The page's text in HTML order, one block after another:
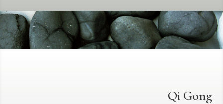
Qi Gong